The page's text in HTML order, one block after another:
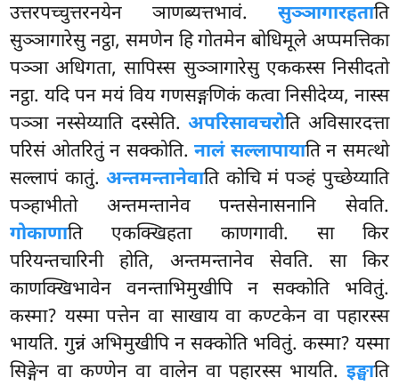
उत्तरपच्चुत्तरनयेन ञाणब्यत्तभावं. सुञ्ञागारहताति
सुञ्ञागारेसु नट्ठा, समणेन हि गोतमेन बोधिमूले अप्पमत्तिका
पञ्ञा अधिगता, सापिस्स सुञ्ञागारेसु एककस्स निसीदतो
नट्ठा. यदि पन मयं विय गणसङ्गणिकं कत्वा निसीदेय्य, नास्स
पञ्ञा नस्सेय्याति दस्सेति.अपरिसावचरोति अविसारदत्ता
परिसं ओतरितुं न सक्कोति.नालं सल्लापायाति न समत्थो
सल्लापं कातुं.अन्तमन्तानेवाति कोचि मं पञ्हं पुच्छेय्याति
पञ्हाभीतो अन्तमन्तानेव पन्तसेनासनानि सेवति.
गोकाणाति एकक्खिहता काणगावी. सा किर
परियन्तचारिनी होति, अन्तमन्तानेव सेवति. सा किर
काणक्खिभावेन वनन्ताभिमुखीपि न सक्कोति भवितुं.
कस्मा? यस्मा पत्तेन वा साखाय वा कण्टकेन वा पहारस्स
भायति. गुन्नं अभिमुखीपि न सक्कोति भवितुं. कस्मा? यस्मा
सिङ्गेन वा कण्णेन वा वालेन वा पहारस्स भायति. इङ्घाति